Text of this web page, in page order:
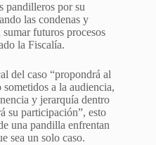
pandilleros por su
las condenas y
futuros procesos
la Fiscalía.
del caso “propondrá al
a la audiencia,
y jerarquía dentro
su participación”, esto
una pandilla enfrentan
sea un solo caso.